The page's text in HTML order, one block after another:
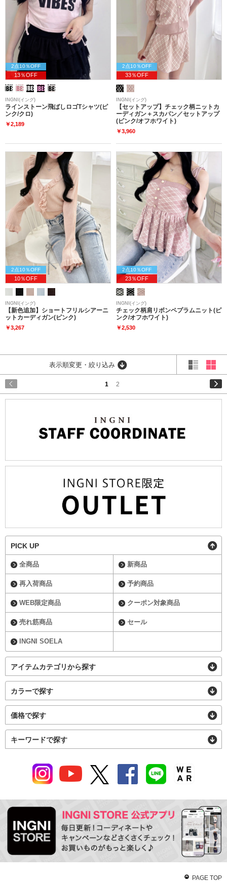
2点10％OFF
13％OFF
INGNI(イング)
ラインストーン飛ばしロゴTシャツ(ピ
ンク/クロ)
￥2,189
2点10％OFF
33％OFF
INGNI(イング)
【セットアップ】チェック柄ニットカ
ーディガン＋スカパン／セットアップ
(ピンク/オフホワイト)
￥3,960
2点10％OFF
10％OFF
INGNI(イング)
【新色追加】ショートフリルシアーニ
ットカーディガン(ピンク)
￥3,267
2点10％OFF
23％OFF
INGNI(イング)
チェック柄肩リボンペプラムニット(ピ
ンク/オフホワイト)
￥2,530
表示順変更・絞り込み
1 2
PICK UP
全商品 新商品
再入荷商品 予約商品
WEB限定商品 クーポン対象商品
売れ筋商品 セール
INGNI SOELA
アイテムカテゴリから探す
カラーで探す
価格で探す
キーワードで探す
PAGE TOP